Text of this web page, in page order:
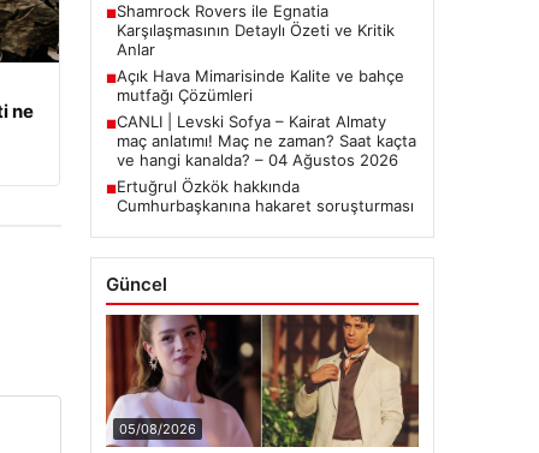
ne
■Shamrock Rovers ile Egnatia
Karşılaşmasının Detaylı Özeti ve Kritik
Anlar
■Açık Hava Mimarisinde Kalite ve bahçe
mutfağı Çözümleri
■CANLI | Levski Sofya – Kairat Almaty
maç anlatımı! Maç ne zaman? Saat kaçta
ve hangi kanalda? – 04 Ağustos 2026
■Ertuğrul Özkök hakkında
Cumhurbaşkanına hakaret soruşturması
Güncel
05/08/2026